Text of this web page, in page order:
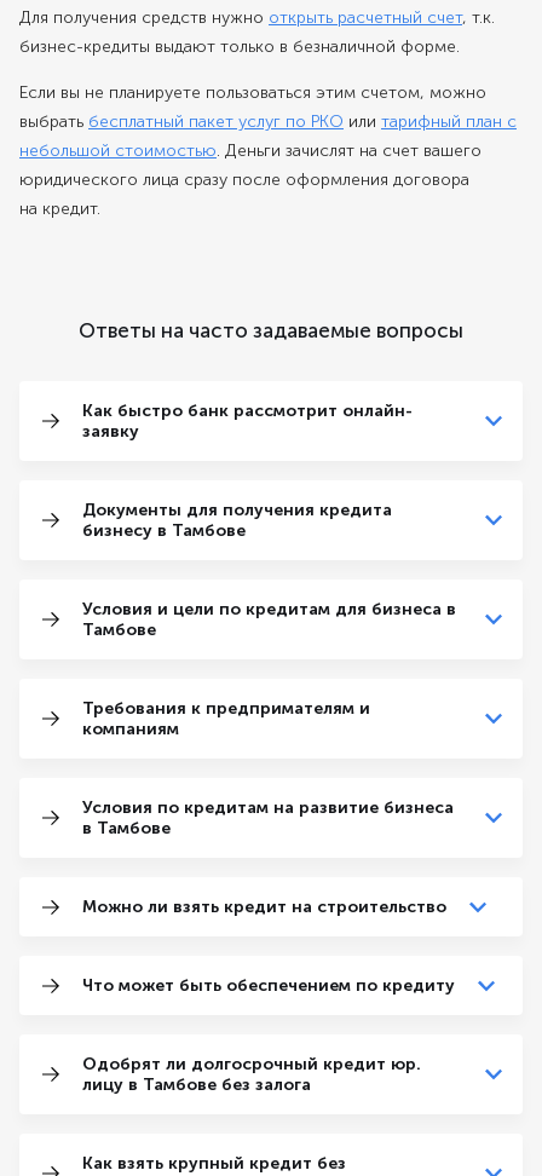
Для получения средств нужно открыть расчетный счет, т.к.
бизнес-кредиты выдают только в безналичной форме.
Если вы не планируете пользоваться этим счетом, можно
выбрать бесплатный пакет услуг по РКО или тарифный план с
небольшой стоимостью. Деньги зачислят на счет вашего
юридического лица сразу после оформления договора
на кредит.
Ответы на часто задаваемые вопросы
Как быстро банк рассмотрит онлайн-
заявку
Документы для получения кредита
бизнесу в Тамбове
Условия и цели по кредитам для бизнеса в
Тамбове
Требования к предпримателям и
компаниям
Условия по кредитам на развитие бизнеса
в Тамбове
Можно ли взять кредит на строительство
Что может быть обеспечением по кредиту
Одобрят ли долгосрочный кредит юр.
лицу в Тамбове без залога
Как взять крупный кредит без